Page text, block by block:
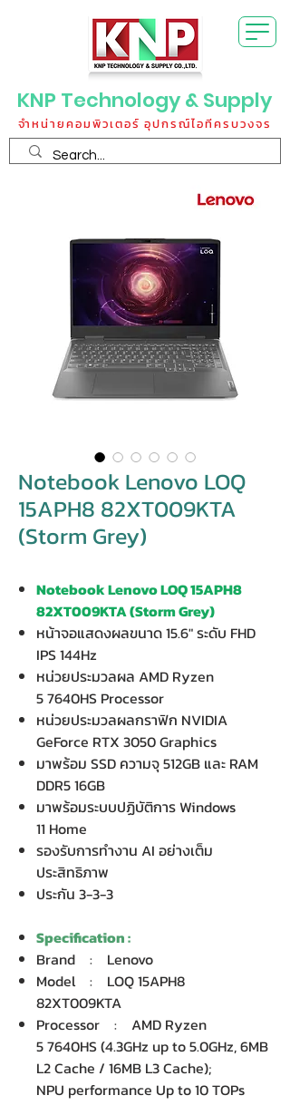
KNP Technology & Supply
จำหน่ายคอมพิวเตอร์ อุปกรณ์ไอทีครบวงจร
Notebook Lenovo LOQ
15APH8 82XT009KTA
(Storm Grey)
Notebook Lenovo LOQ 15APH8
82XT009KTA (Storm Grey)
หน้าจอแสดงผลขนาด 15.6" ระดับ FHD
IPS 144Hz
หน่วยประมวลผล AMD Ryzen
5 7640HS Processor
หน่วยประมวลผลกราฟิก NVIDIA
GeForce RTX 3050 Graphics
มาพร้อม SSD ความจุ 512GB และ RAM
DDR5 16GB
มาพร้อมระบบปฏิบัติการ Windows
11 Home
รองรับการทำงาน AI อย่างเต็ม
ประสิทธิภาพ
ประกัน 3-3-3
Specification :
Brand : Lenovo
Model : LOQ 15APH8
82XT009KTA
Processor : AMD Ryzen
5 7640HS (4.3GHz up to 5.0GHz, 6MB
L2 Cache / 16MB L3 Cache);
NPU performance Up to 10 TOPs